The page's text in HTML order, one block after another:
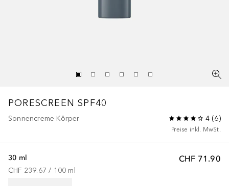
PORESCREEN SPF40
Sonnencreme Körper 4 (6)
Preise inkl. MwSt.
CHF 71.90
30 ml
CHF 239.67 / 100 ml